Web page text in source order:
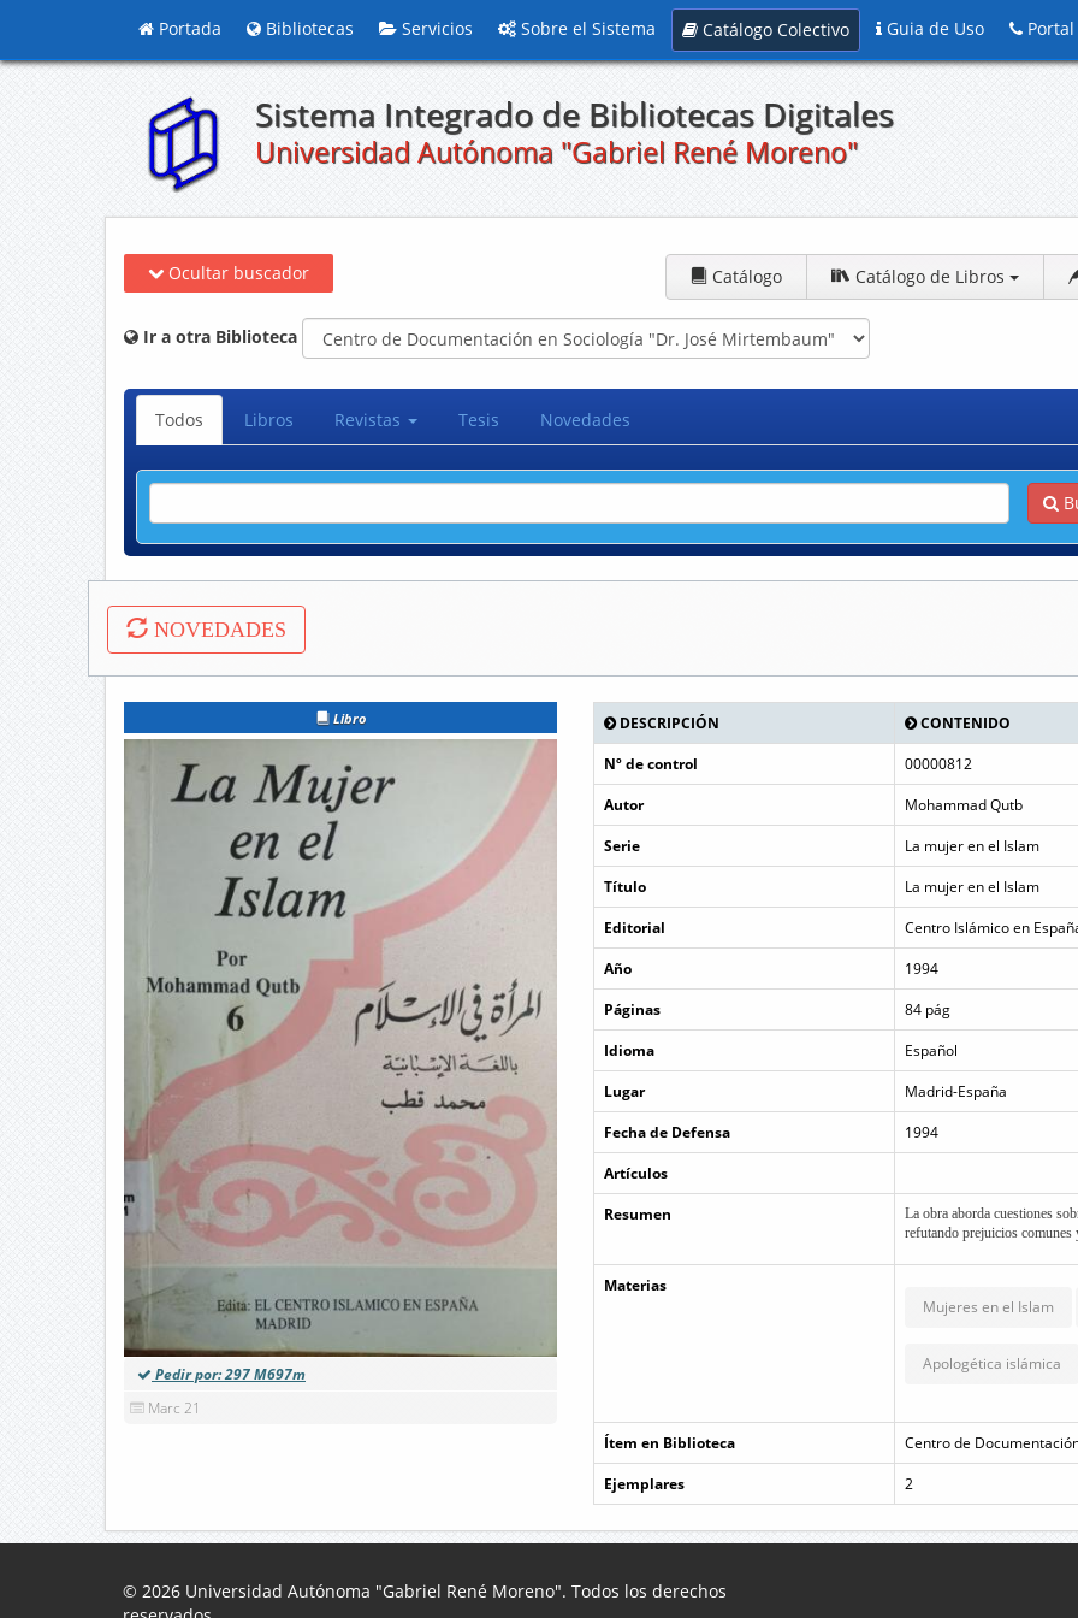
Portada Bibliotecas Servicios Sobre el Sistema Catálogo Colectivo Guia de Uso
Sistema Integrado de Bibliotecas Digitales
Universidad Autónoma "Gabriel René Moreno"
Ocultar buscador Catálogo Catálogo de Libros
Ir a otra Biblioteca
Todos Libros Revistas Tesis Novedades
NOVEDADES
Libro
Pedir por: 297 M697m
Marc 21
DESCRIPCIÓN
CONTENIDO
Nº de control
00000812
Autor
Mohammad Qutb
Serie
La mujer en el Islam
Título
La mujer en el Islam
Editorial
Centro Islámico en
Año
1994
Páginas
84 pág
Idioma
Español
Lugar
Madrid-España
Fecha de Defensa
1994
Artículos
Resumen
La obra aborda cuestiones
refutando prejuicios comunes
Materias
Mujeres en el Islam
Apologética islámica
Ítem en Biblioteca
Centro de
Ejemplares
2
© 2026 Universidad Autónoma "Gabriel René Moreno". Todos los derechos